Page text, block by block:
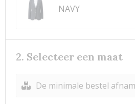
NAVY
2. Selecteer een maat
De minimale bestel